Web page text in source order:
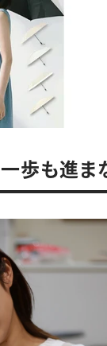
一歩も進ま